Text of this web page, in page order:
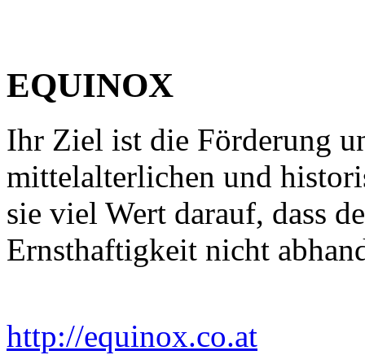
EQUINOX
Ihr Ziel ist die Förderung
mittelalterlichen und
sie viel Wert darauf, dass
Ernsthaftigkeit nicht
http://equinox.co.at